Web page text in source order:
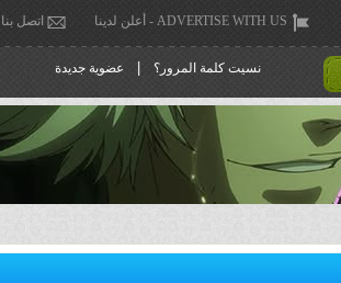
ADVERTISE WITH US - أعلن لدينا اتصل بنا
نسيت كلمة المرور؟ عضوية جديدة